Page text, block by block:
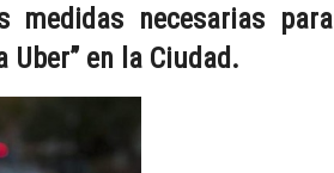
medidas necesarias para
en la Ciudad.